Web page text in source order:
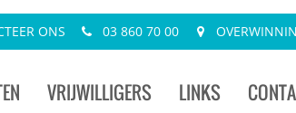
ONS 03 860 70 00
VRIJWILLIGERS LINKS